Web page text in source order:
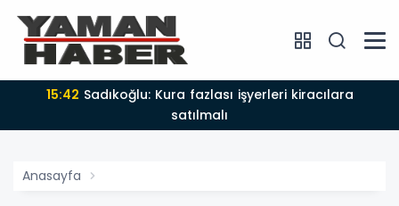
15:42
satılmalı
Anasayfa